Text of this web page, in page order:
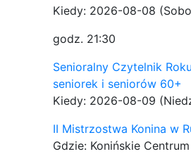
Kiedy: 2026-08-08
godz. 21:30
Senioralny Czytelnik
seniorek i seniorów 60+
Kiedy: 2026-08-09
II Mistrzostwa Konina w
Gdzie: Konińskie